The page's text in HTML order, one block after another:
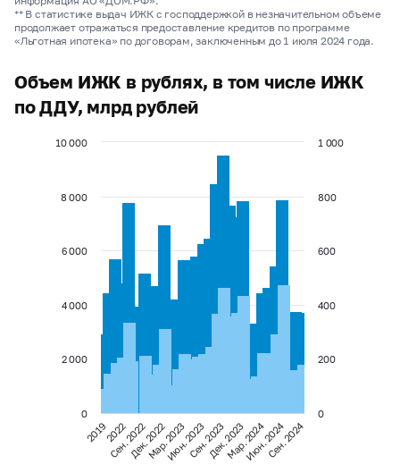
** В статистике выдач ИЖК с господдержкой в незначительном объеме
продолжает отражаться предоставление кредитов по программе
«Льготная ипотека» по договорам, заключенным до 1 июля 2024 года.
Объем ИЖК в рублях, в том числе ИЖК
по ДДУ, млрд рублей
2019Сен. 2022Мар. 2023Сен. 2023Мар. 2024Сен. 2024
2022Дек. 2022Июн. 2023Дек. 2023Июн. 2024
0
2 000
4 000
6 000
8 000
10 000
0
200
400
600
800
1 000